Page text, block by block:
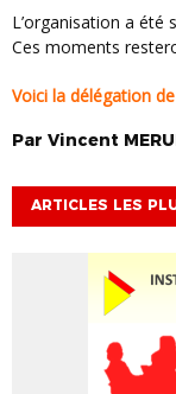
L’organisation a été sans faille et le programme riche et copieux.
Ces moments
Voici la délégation
Par Vincent
ARTICLES LES